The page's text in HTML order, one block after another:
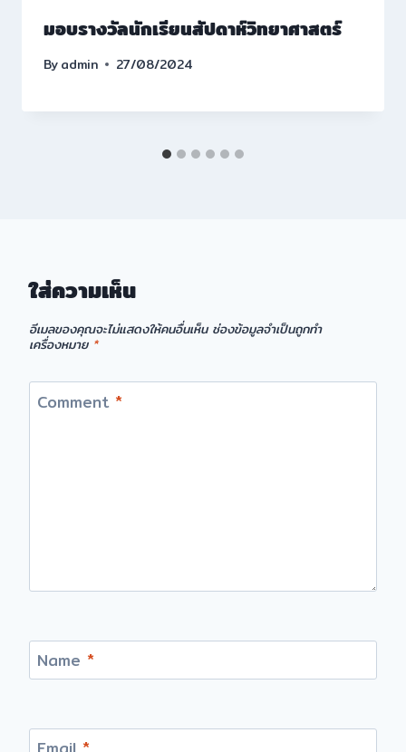
มอบรางวัลนักเรียนสัปดาห์วิทยาศาสตร์
Byadmin 27/08/2024
ใส่ความเห็น
อีเมลของคุณจะไม่แสดงให้คนอื่นเห็น ช่องข้อมูลจำเป็นถูกทำ
เครื่องหมาย *
Comment *
Name *